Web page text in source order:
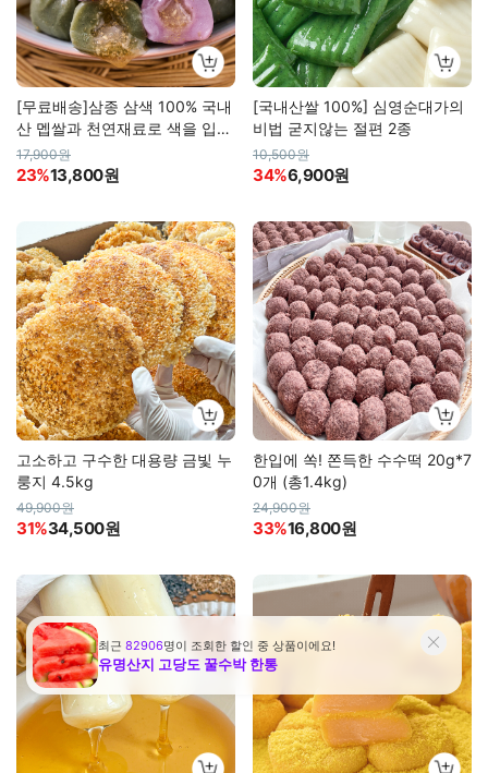
[무료배송]삼종 삼색 100% 국내
산 멥쌀과 천연재료로 색을 입힌
모둠 꿀떡
17,900원
23%13,800원
[국내산쌀 100%] 심영순대가의
비법 굳지않는 절편 2종
10,500원
34%6,900원
고소하고 구수한 대용량 금빛 누
룽지 4.5kg
49,900원
31%34,500원
한입에 쏙! 쫀득한 수수떡 20g*7
0개 (총1.4kg)
24,900원
33%16,800원